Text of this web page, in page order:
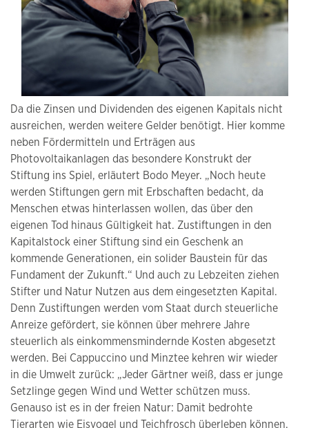
Da die Zinsen und Dividenden des eigenen Kapitals nicht
ausreichen, werden weitere Gelder benötigt. Hier komme
neben Fördermitteln und Erträgen aus
Photovoltaikanlagen das besondere Konstrukt der
Stiftung ins Spiel, erläutert Bodo Meyer. „Noch heute
werden Stiftungen gern mit Erbschaften bedacht, da
Menschen etwas hinterlassen wollen, das über den
eigenen Tod hinaus Gültigkeit hat. Zustiftungen in den
Kapitalstock einer Stiftung sind ein Geschenk an
kommende Generationen, ein solider Baustein für das
Fundament der Zukunft.“ Und auch zu Lebzeiten ziehen
Stifter und Natur Nutzen aus dem eingesetzten Kapital.
Denn Zustiftungen werden vom Staat durch steuerliche
Anreize gefördert, sie können über mehrere Jahre
steuerlich als einkommensmindernde Kosten abgesetzt
werden. Bei Cappuccino und Minztee kehren wir wieder
in die Umwelt zurück: „Jeder Gärtner weiß, dass er junge
Setzlinge gegen Wind und Wetter schützen muss.
Genauso ist es in der freien Natur: Damit bedrohte
Tierarten wie Eisvogel und Teichfrosch überleben können,